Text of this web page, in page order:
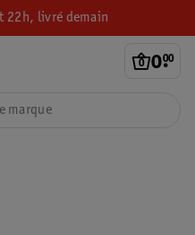
22h, livré demain
0.
00